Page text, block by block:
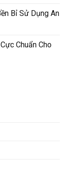
Bỉ Sử Dụng An
Chuẩn Cho